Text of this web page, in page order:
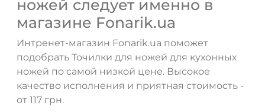
ножей следует именно в
магазине Fonarik.ua
Интренет-магазин Fonarik.ua поможет
подобрать Точилки для ножей для кухонных
ножей по самой низкой цене. Высокое
качество исполнения и приятная стоимость -
от 117 грн.